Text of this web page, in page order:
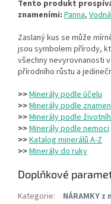
Tento produkt
znameními: Panna,
Zaslaný kus se může
jsou symbolem přírody,
všechny nevyrovnanosti
přírodního růstu a
>>Minerály podle účelu
>>Minerály podle
>>Minerály podle
>>Minerály podle nemoci
>>Katalog minerálů A-Z
>>Minerály do ruky
Doplňkové
Kategorie:
NÁRAMKY